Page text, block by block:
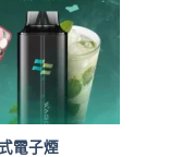
電子煙